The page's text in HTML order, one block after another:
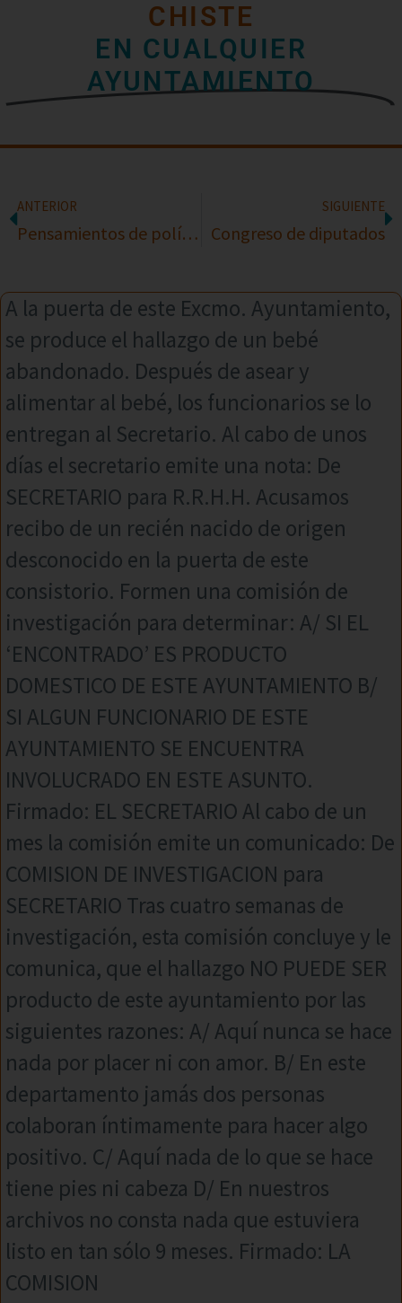
CHISTE
EN CUALQUIER
AYUNTAMIENTO
ANTERIOR
Pensamientos de políticos
SIGUIENTE
Congreso de diputados
A la puerta de este Excmo. Ayuntamiento,
se produce el hallazgo de un bebé
abandonado. Después de asear y
alimentar al bebé, los funcionarios se lo
entregan al Secretario. Al cabo de unos
días el secretario emite una nota: De
SECRETARIO para R.R.H.H. Acusamos
recibo de un recién nacido de origen
desconocido en la puerta de este
consistorio. Formen una comisión de
investigación para determinar: A/ SI EL
‘ENCONTRADO’ ES PRODUCTO
DOMESTICO DE ESTE AYUNTAMIENTO B/
SI ALGUN FUNCIONARIO DE ESTE
AYUNTAMIENTO SE ENCUENTRA
INVOLUCRADO EN ESTE ASUNTO.
Firmado: EL SECRETARIO Al cabo de un
mes la comisión emite un comunicado: De
COMISION DE INVESTIGACION para
SECRETARIO Tras cuatro semanas de
investigación, esta comisión concluye y le
comunica, que el hallazgo NO PUEDE SER
producto de este ayuntamiento por las
siguientes razones: A/ Aquí nunca se hace
nada por placer ni con amor. B/ En este
departamento jamás dos personas
colaboran íntimamente para hacer algo
positivo. C/ Aquí nada de lo que se hace
tiene pies ni cabeza D/ En nuestros
archivos no consta nada que estuviera
listo en tan sólo 9 meses. Firmado: LA
COMISION